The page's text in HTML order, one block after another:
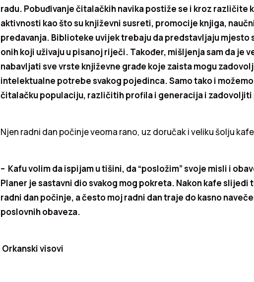
radu. Pobuđivanje čitalačkih navika postiže se i kroz različite
aktivnosti kao što su književni susreti, promocije knjiga,
predavanja. Biblioteke uvijek trebaju da predstavljaju mjesto
onih koji uživaju u pisanoj riječi. Također, mišljenja sam da je
nabavljati sve vrste književne građe koje zaista mogu
intelektualne potrebe svakog pojedinca. Samo tako i
čitalačku populaciju, različitih profila i generacija i
Njen radni dan počinje veoma rano, uz doručak i veliku šolju
– Kafu volim da ispijam u tišini, da “posložim” svoje misli i
Planer je sastavni dio svakog mog pokreta. Nakon kafe slijedi
radni dan počinje, a često moj radni dan traje do kasno
poslovnih obaveza.
Orkanski visovi